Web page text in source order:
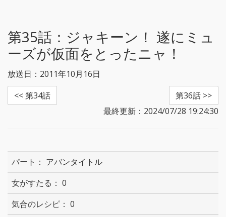
第35話： ジャキーン！ 遂にミュ
ーズが仮面をとったニャ！
放送日：2011年10月16日
<< 第34話
第36話 >>
最終更新：2024/07/28 19:24:30
アバンタイトル
0
0